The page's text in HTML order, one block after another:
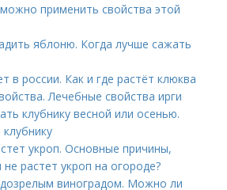
применить свойства этой
яблоню. Когда лучше сажать
в россии. Как и где растёт клюква
Лечебные свойства ирги
клубнику весной или осенью.
укроп. Основные причины,
растет укроп на огороде?
виноградом. Можно ли